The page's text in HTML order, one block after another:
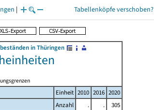
| Tabellenköpfe verschoben?
in Thüringen
Einheit 2010 2016 2020
Anzahl . .
305